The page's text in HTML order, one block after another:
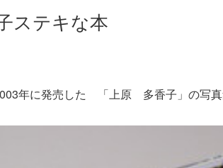
ステキな本
年に発売した 「上原 多香子」の写真